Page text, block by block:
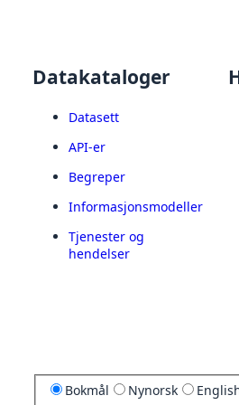
Datakataloger
Datasett
API-er
Begreper
Informasjonsmodeller
Tjenester og
hendelser
Bokmål Nynorsk